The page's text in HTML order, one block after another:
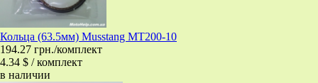
Кольца (63.5мм) Musstang MT200-10
194.27 грн./комплект
4.34 $ / комплект
в наличии